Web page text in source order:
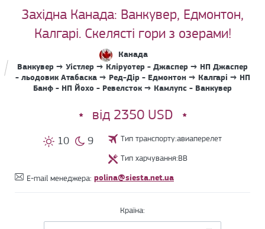
Західна Канада: Ванкувер, Едмонтон,
Калгарі. Скелясті гори з озерами!
Канада
Ванкувер → Уістлер → Кліруотер - Джаспер → НП Джаспер
- льодовик Атабаска → Ред-Дір - Едмонтон → Калгарі → НП
Банф - НП Йохо - Ревелсток → Камлупс - Ванкувер
від 2350 USD
10 9 Тип транспорту:авиаперелет
Тип харчування:BB
E-mail менеджера: polina@siesta.net.ua
Країна: